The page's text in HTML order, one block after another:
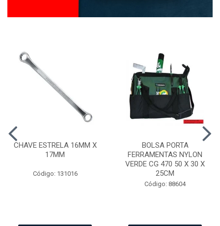
CHAVE ESTRELA 16MM X
17MM
Código: 131016
BOLSA PORTA
FERRAMENTAS NYLON
VERDE CG 470 50 X 30 X
25CM
Código: 88604